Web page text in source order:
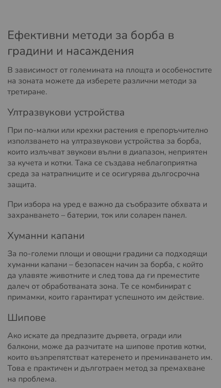
Ефективни методи за борба в
градини и насаждения
В зависимост от големината на площта и особеностите
на зоната можете да изберете различни методи за
третиране.
Ултразвукови устройства
При по-малки или крехки растения е препоръчително
използването на ултразвукови устройства за борба,
които излъчват звукови вълни в диапазон, неприятен
за кучета и котки. Така се създава неблагоприятна
среда за натрапниците и се осигурява дългосрочна
защита.
При избора на уред е важно да съобразите обхвата и
захранването – батерии, ток или соларен панел.
Хуманни капани
За по-големи площи и овощни градини са подходящи
хуманни капани – безопасен начин за борба, с който
да улавяте животните и след това да ги преместите
далеч от обработваната зона. Те се комбинират с
примамки, които гарантират успешното им действие.
Шипове
Ако искате да предпазите дървета, огради или
балкони, може да разчитате на шипове против котки,
които възпрепятстват катеренето и преминаването им.
Това е практичен и дълготраен метод за премахване
на проблема.